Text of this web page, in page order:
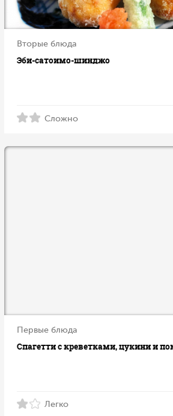
Вторые блюда
Эби-сатоимо-шинджо
Сложно
Первые блюда
Спагетти с креветками, цукини и
Легко